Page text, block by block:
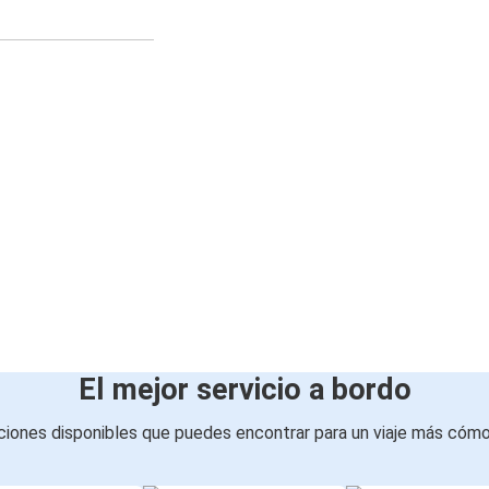
El mejor servicio a bordo
disponibles que puedes encontrar para un viaje más